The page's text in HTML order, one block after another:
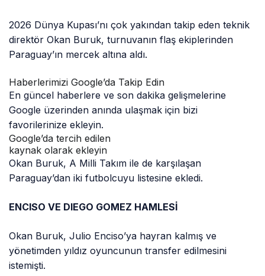
2026 Dünya Kupası’nı çok yakından takip eden teknik
direktör Okan Buruk, turnuvanın flaş ekiplerinden
Paraguay’ın mercek altına aldı.
Haberlerimizi Google’da Takip Edin
En güncel haberlere ve son dakika gelişmelerine
Google üzerinden anında ulaşmak için bizi
favorilerinize ekleyin.
Google’da tercih edilen
kaynak olarak ekleyin
Okan Buruk, A Milli Takım ile de karşılaşan
Paraguay’dan iki futbolcuyu listesine ekledi.
ENCISO VE DIEGO GOMEZ HAMLESİ
Okan Buruk, Julio Enciso’ya hayran kalmış ve
yönetimden yıldız oyuncunun transfer edilmesini
istemişti.